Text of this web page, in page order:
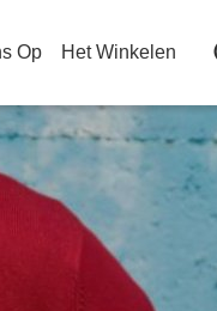
Op Het Winkelen